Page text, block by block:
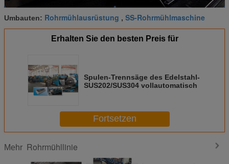
Umbauten: Rohrmühlausrüstung , SS-Rohrmühlmaschine
Erhalten Sie den besten Preis für
Spulen-Trennsäge des Edelstahl-
SUS202/SUS304 vollautomatisch
Fortsetzen
Mehr Rohrmühllinie